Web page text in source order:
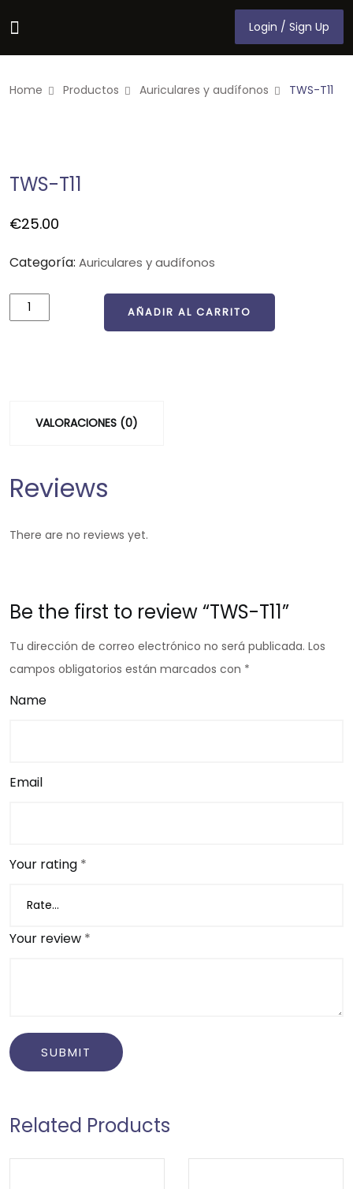
Login / Sign Up
Login / Sign Up
Home Productos Auriculares y audífonos TWS-T11
TWS-T11
€25.00
Categoría: Auriculares y audífonos
AÑADIR AL CARRITO
VALORACIONES (0)
Reviews
There are no reviews yet.
Be the first to review “TWS-T11”
Tu dirección de correo electrónico no será publicada. Los
campos obligatorios están marcados con *
Name
Email
Your rating *
Your review *
Related Products